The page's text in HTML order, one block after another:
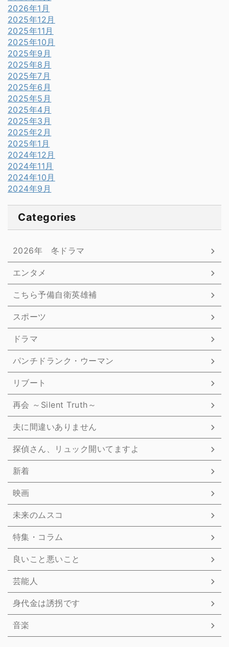
2026年1月
2025年12月
2025年11月
2025年10月
2025年9月
2025年8月
2025年7月
2025年6月
2025年5月
2025年4月
2025年3月
2025年2月
2025年1月
2024年12月
2024年11月
2024年10月
2024年9月
Categories
2026年 冬ドラマ
エンタメ
こちら予備自衛英雄補
スポーツ
ドラマ
パンチドランク・ウーマン
リブート
再会 ～Silent Truth～
夫に間違いありません
探偵さん、リュック開いてますよ
新着
映画
未来のムスコ
特集・コラム
良いこと悪いこと
芸能人
身代金は誘拐です
音楽